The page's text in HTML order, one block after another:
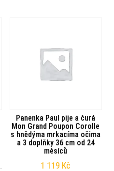
Panenka Paul pije a čurá
Mon Grand Poupon Corolle
s hnědýma mrkacíma očima
a 3 doplňky 36 cm od 24
měsíců
1 119 Kč